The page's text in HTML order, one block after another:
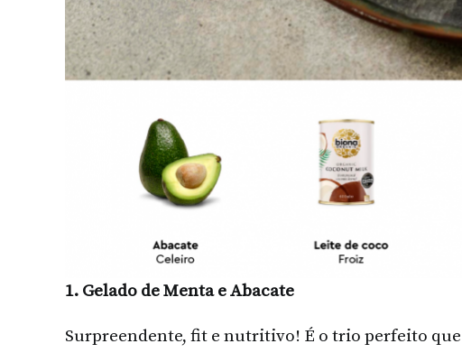
1. Gelado de Menta e Abacate
Surpreendente, fit e nutritivo! É o trio perfeito
Kitsune